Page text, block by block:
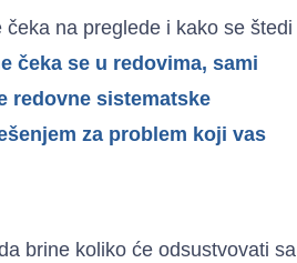
na preglede i kako se štedi
čeka se u redovima, sami
redovne sistematske
za problem koji vas
brine koliko će odsustvovati sa